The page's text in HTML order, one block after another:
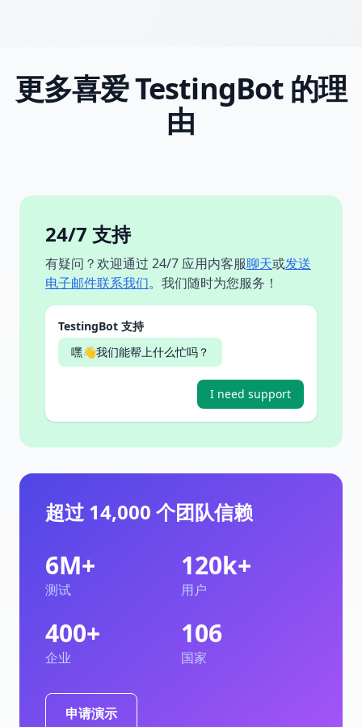
更多喜爱 TestingBot 的理
由
24/7 支持
有疑问？欢迎通过 24/7 应用内客服聊天或发送
电子邮件联系我们。我们随时为您服务！
TestingBot 支持
嘿👋我们能帮上什么忙吗？
I need support
超过 14,000 个团队信赖
6M+
测试
120k+
用户
400+
企业
106
国家
申请演示